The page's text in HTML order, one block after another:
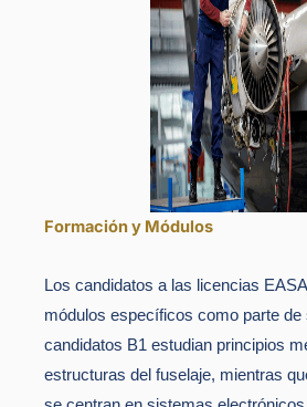
Formación y Módulos
Los candidatos a las licencias
módulos específicos como parte de
candidatos B1 estudian principios
estructuras del fuselaje, mientras